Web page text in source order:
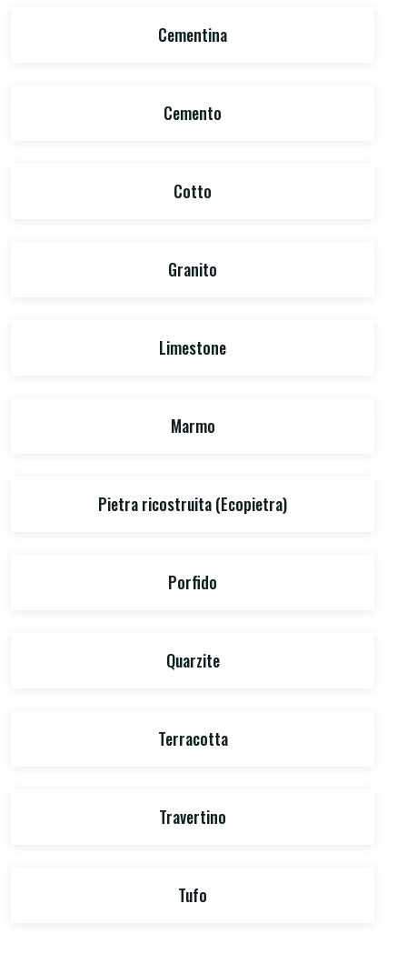
Cementina
Cemento
Cotto
Granito
Limestone
Marmo
Pietra ricostruita (Ecopietra)
Porfido
Quarzite
Terracotta
Travertino
Tufo